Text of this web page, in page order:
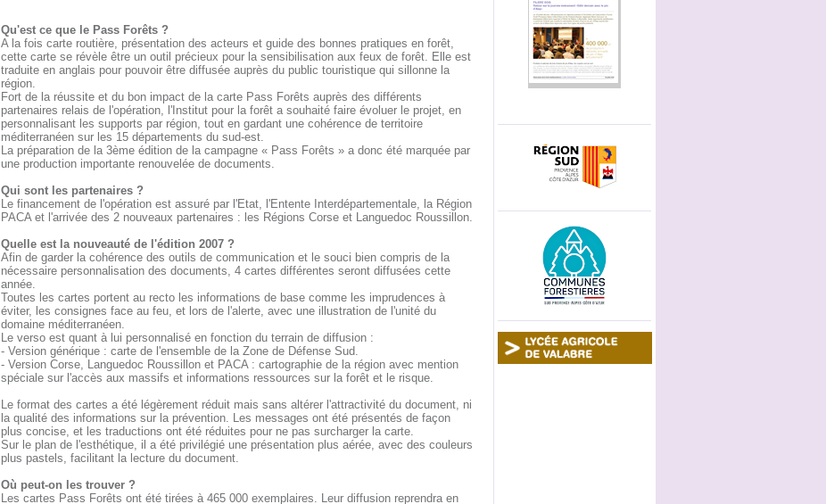
Qu'est ce que le Pass Forêts ?
A la fois carte routière, présentation des acteurs et guide des bonnes pratiques en forêt,
cette carte se révèle être un outil précieux pour la sensibilisation aux feux de forêt. Elle est
traduite en anglais pour pouvoir être diffusée auprès du public touristique qui sillonne la
région.
Fort de la réussite et du bon impact de la carte Pass Forêts auprès des différents
partenaires relais de l'opération, l'Institut pour la forêt a souhaité faire évoluer le projet, en
personnalisant les supports par région, tout en gardant une cohérence de territoire
méditerranéen sur les 15 départements du sud-est.
La préparation de la 3ème édition de la campagne « Pass Forêts » a donc été marquée par
une production importante renouvelée de documents.
Qui sont les partenaires ?
Le financement de l'opération est assuré par l'Etat, l'Entente Interdépartementale, la Région
PACA et l'arrivée des 2 nouveaux partenaires : les Régions Corse et Languedoc Roussillon.
Quelle est la nouveauté de l'édition 2007 ?
Afin de garder la cohérence des outils de communication et le souci bien compris de la
nécessaire personnalisation des documents, 4 cartes différentes seront diffusées cette
année.
Toutes les cartes portent au recto les informations de base comme les imprudences à
éviter, les consignes face au feu, et lors de l'alerte, avec une illustration de l'unité du
domaine méditerranéen.
Le verso est quant à lui personnalisé en fonction du terrain de diffusion :
- Version générique : carte de l'ensemble de la Zone de Défense Sud.
- Version Corse, Languedoc Roussillon et PACA : cartographie de la région avec mention
spéciale sur l'accès aux massifs et informations ressources sur la forêt et le risque.
Le format des cartes a été légèrement réduit mais sans altérer l'attractivité du document, ni
la qualité des informations sur la prévention. Les messages ont été présentés de façon
plus concise, et les traductions ont été réduites pour ne pas surcharger la carte.
Sur le plan de l'esthétique, il a été privilégié une présentation plus aérée, avec des couleurs
plus pastels, facilitant la lecture du document.
Où peut-on les trouver ?
Les cartes Pass Forêts ont été tirées à 465 000 exemplaires. Leur diffusion reprendra en